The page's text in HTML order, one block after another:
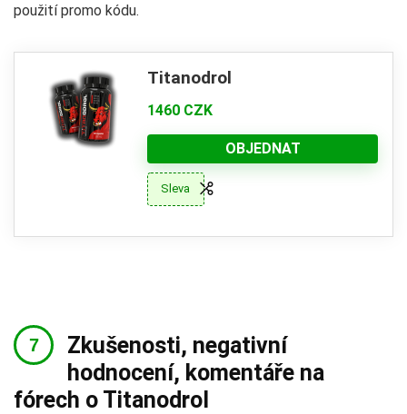
použití promo kódu.
Titanodrol
1460 CZK
OBJEDNAT
Sleva
Zkušenosti, negativní
hodnocení, komentáře na
fórech o Titanodrol